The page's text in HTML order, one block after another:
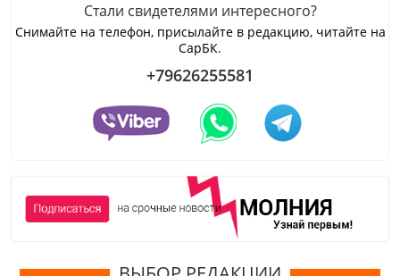
Стали свидетелями интересного?
Снимайте на телефон, присылайте в редакцию, читайте на
СарБК.
+79626255581